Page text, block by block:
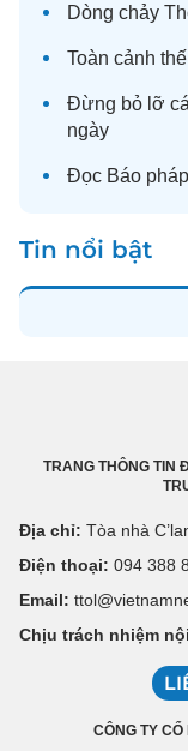
Dòng chảy
Toàn cảnh
Đừng bỏ lỡ
ngày
Đọc Báo
Tin nổi bật
TRANG THÔNG TIN
Địa chỉ: Tòa nhà
Điện thoại: 094 388
Email:
Chịu trách nhiệm
CÔNG TY